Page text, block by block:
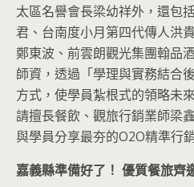
太區名譽會長梁幼祥外，還包
君、台南度小月第四代傳人洪
鄭東波、前雲朗觀光集團翰品
師資，透過「學理與實務結合
方式，使學員紮根式的領略未
請擅長餐飲、觀旅行銷業師梁
與學員分享最夯的O2O精準行
嘉義縣準備好了！ 優質餐旅齊